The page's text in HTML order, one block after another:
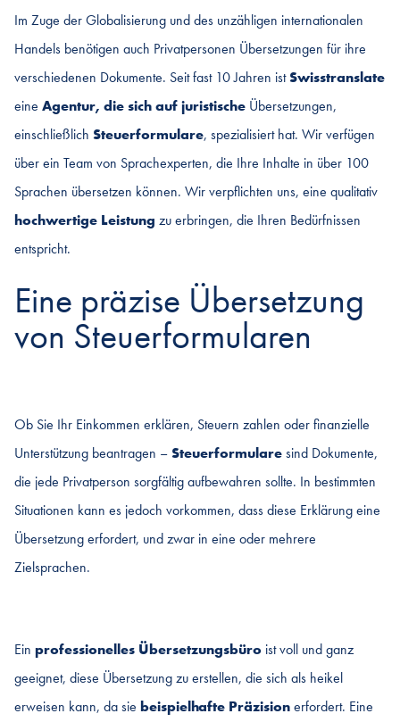
Im Zuge der Globalisierung und des unzähligen internationalen
Handels benötigen auch Privatpersonen Übersetzungen für ihre
verschiedenen Dokumente. Seit fast 10 Jahren istSwisstranslate
eine Agentur, die sich aufjuristische Übersetzungen,
einschließlich Steuerformulare, spezialisiert hat. Wir verfügen
über ein Team von Sprachexperten, die Ihre Inhalte in über 100
Sprachen übersetzen können. Wir verpflichten uns, eine qualitativ
hochwertige Leistung zu erbringen, die Ihren Bedürfnissen
entspricht.
Eine präzise Übersetzung
von Steuerformularen
Ob Sie Ihr Einkommen erklären, Steuern zahlen oder finanzielle
Unterstützung beantragen –Steuerformularesind Dokumente,
die jede Privatperson sorgfältig aufbewahren sollte. In bestimmten
Situationen kann es jedoch vorkommen, dass diese Erklärung eine
Übersetzung erfordert, und zwar in eine oder mehrere
Zielsprachen.
Ein professionelles Übersetzungsbüro ist voll und ganz
geeignet, diese Übersetzung zu erstellen, die sich als heikel
erweisen kann, da sie beispielhafte Präzisionerfordert. Eine